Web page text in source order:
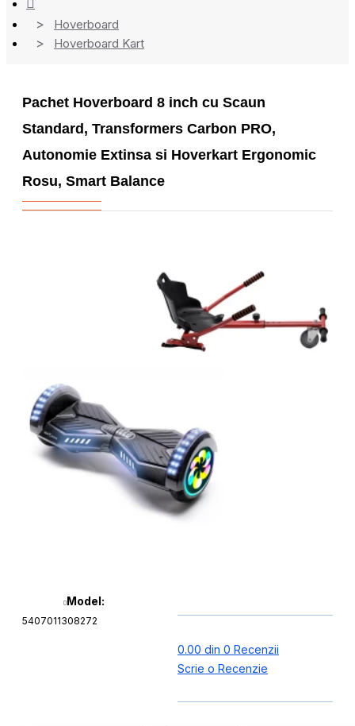
Hoverboard
Hoverboard Kart
Pachet Hoverboard 8 inch cu Scaun
Standard, Transformers Carbon PRO,
Autonomie Extinsa si Hoverkart Ergonomic
Rosu, Smart Balance
Model:
5407011308272
0.00 din 0 Recenzii
Scrie o Recenzie